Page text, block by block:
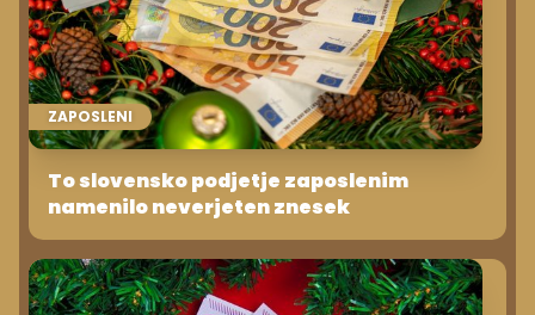
ZAPOSLENI
To slovensko podjetje zaposlenim
namenilo neverjeten znesek